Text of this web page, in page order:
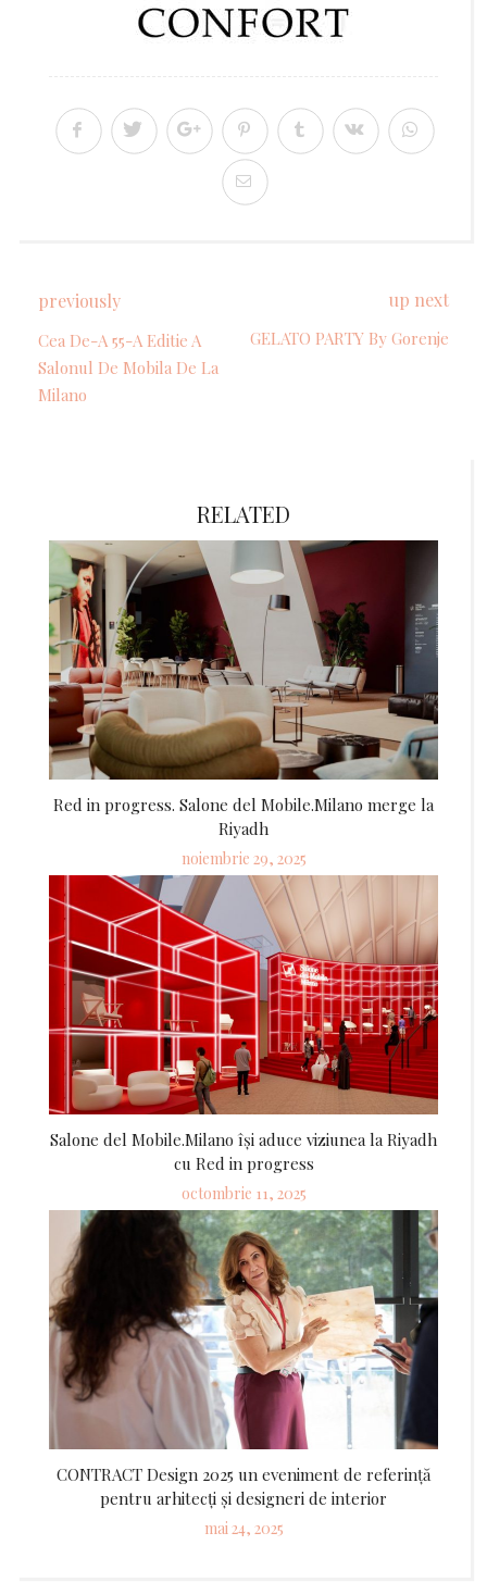
previously
Cea De-A 55-A Editie A
Salonul De Mobila De La
Milano
up next
GELATO PARTY By Gorenje
RELATED
Red in progress. Salone del Mobile.Milano merge la
Riyadh
Posted
on
noiembrie 29, 2025
Salone del Mobile.Milano își aduce viziunea la Riyadh
cu Red in progress
Posted
on
octombrie 11, 2025
CONTRACT Design 2025 un eveniment de referință
pentru arhitecți și designeri de interior
Posted
mai 24, 2025